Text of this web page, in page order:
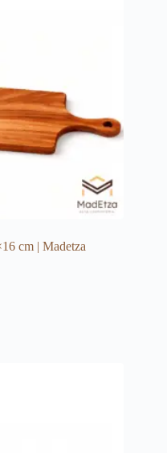
cm | Madetza